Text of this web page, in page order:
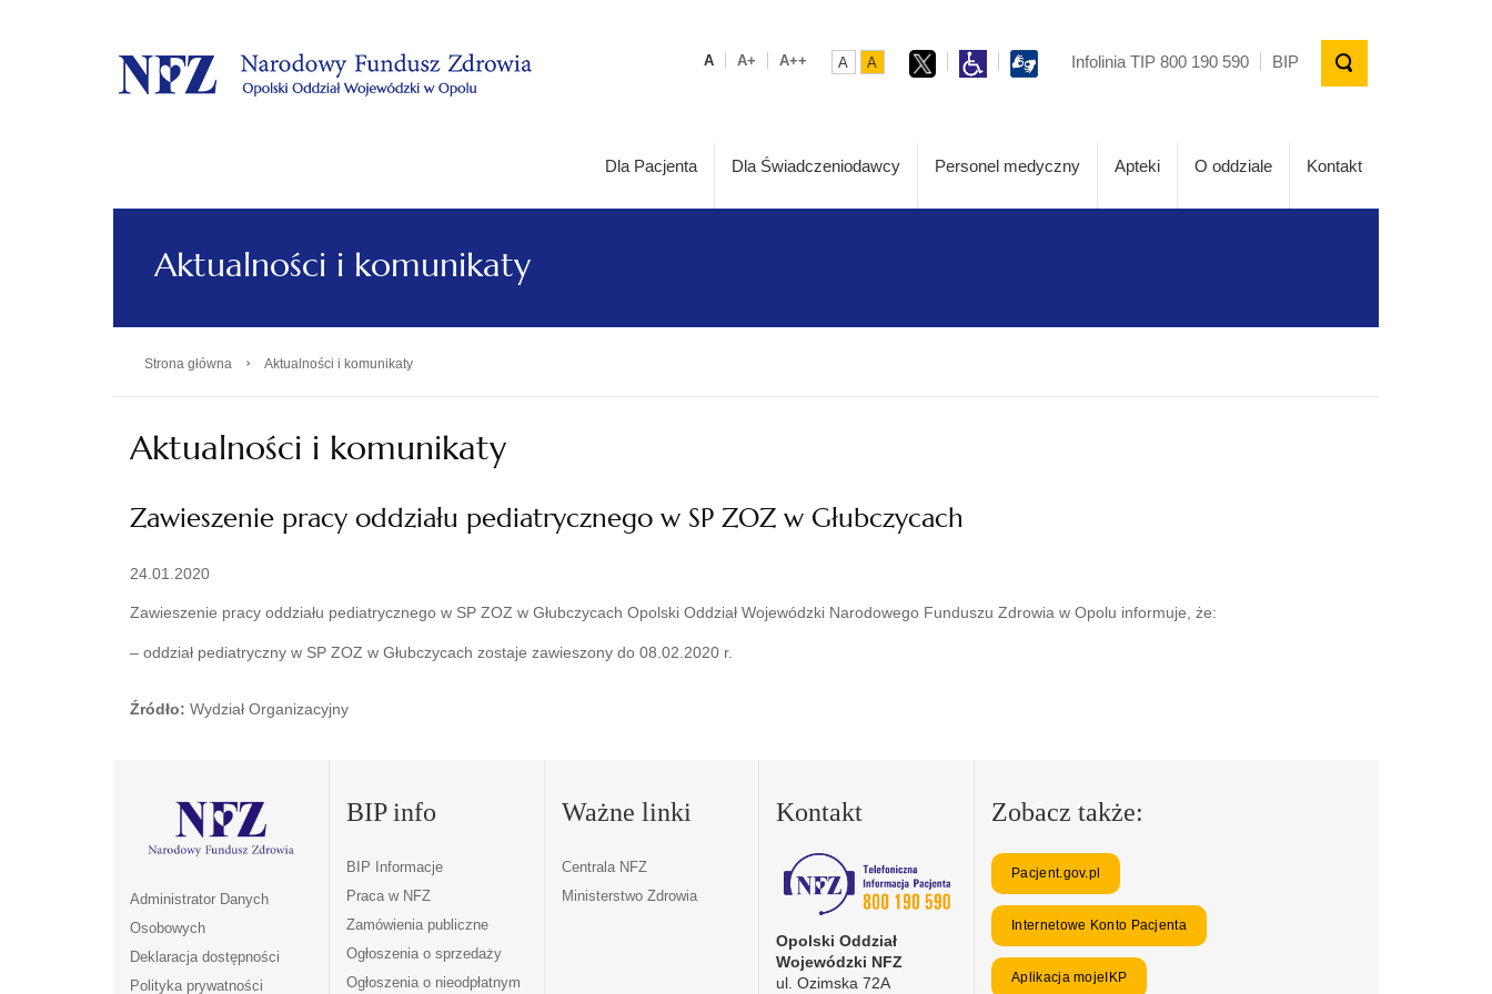
. A A+ A++ A A Infolinia TIP 800 190 590 BIP
Dla Pacjenta Dla Świadczeniodawcy Personel medyczny Apteki O oddziale Kontakt
Aktualności i komunikaty
Strona główna › Aktualności i komunikaty
Aktualności i komunikaty
Zawieszenie pracy oddziału pediatrycznego w SP ZOZ w Głubczycach
24.01.2020
Zawieszenie pracy oddziału pediatrycznego w SP ZOZ w Głubczycach Opolski Oddział Wojewódzki Narodowego Funduszu Zdrowia w Opolu informuje, że:
– oddział pediatryczny w SP ZOZ w Głubczycach zostaje zawieszony do 08.02.2020 r.
Źródło: Wydział Organizacyjny
Administrator Danych
Osobowych
Deklaracja dostępności
Polityka prywatności
BIP info
BIP Informacje
Praca w NFZ
Zamówienia publiczne
Ogłoszenia o sprzedaży
Ogłoszenia o nieodpłatnym
Ważne linki
Centrala NFZ
Ministerstwo Zdrowia
Kontakt
Opolski Oddział
Wojewódzki NFZ
ul. Ozimska 72A
Zobacz także:
Pacjent.gov.pl
Internetowe Konto Pacjenta
Aplikacja mojeIKP